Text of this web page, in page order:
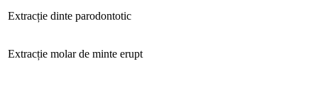
Extracție dinte parodontotic
Extracție molar de minte erupt